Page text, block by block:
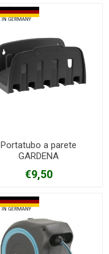
Portatubo a parete
GARDENA
€9,50